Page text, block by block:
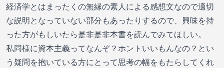
経済学とはまったくの無縁の素人による感想文なので適切
な説明となっていない部分もあったりするので、興味を持
った方がもしいたら是非是非本書を読んでみてほしい。
私同様に資本主義ってなんぞ？ホントいいもんなの？とい
う疑問を抱いている方にとって思考の幅をもたらしてくれ